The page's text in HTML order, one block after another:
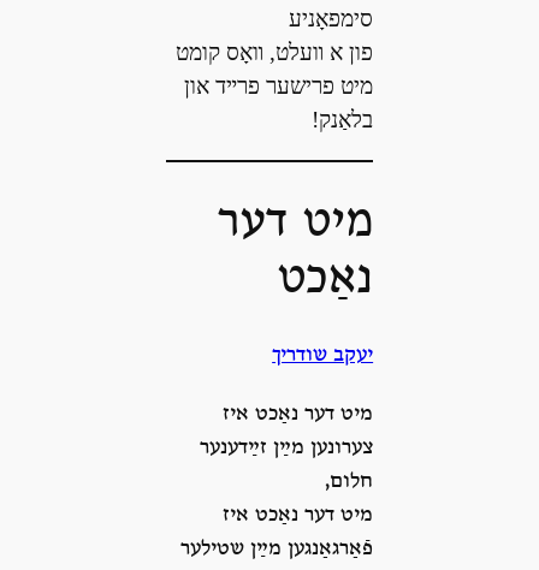
סימפאָניע
פון א װעלט, װאָס קומט
מיט פרישער פרײד און
בלאַנק!
מיט דער
נאַכט
יעקב שודריך
מיט דער נאַכט איז
צערונען מײַן זײַדענער
חלום,
מיט דער נאַכט איז
פֿאַרגאַנגען מײַן שטילער